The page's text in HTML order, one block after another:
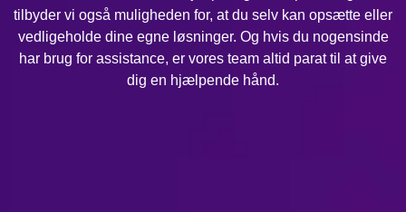
tilbyder vi også muligheden for, at du selv kan opsætte eller
vedligeholde dine egne løsninger. Og hvis du nogensinde
har brug for assistance, er vores team altid parat til at give
dig en hjælpende hånd.